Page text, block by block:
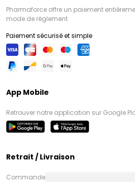
Pharmaforce offre un paiement
mode de règlement
Paiement sécurisé et simple
App Mobile
Retrouver notre application sur Google
Retrait / Livraison
Commandez en ligne et venez chercher